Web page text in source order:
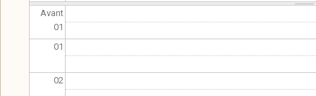
Avant
01
01
02